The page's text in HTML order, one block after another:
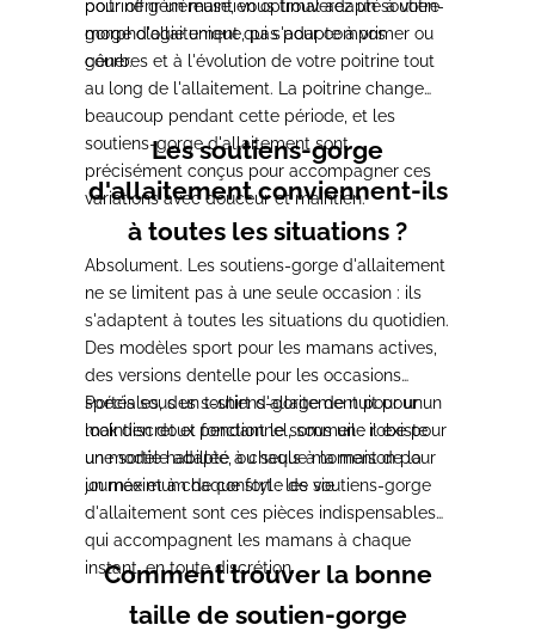
pour offrir un maintien optimal adapté à votre
morphologie unique, pas pour comprimer ou
gêner.
poitrine généreuse, vous trouverez un soutien-
gorge d'allaitement qui s'adapte à vos
courbes et à l'évolution de votre poitrine tout
au long de l'allaitement. La poitrine change
beaucoup pendant cette période, et les
soutiens-gorge d'allaitement sont
précisément conçus pour accompagner ces
variations avec douceur et maintien.
Les soutiens-gorge
d'allaitement conviennent-ils
à toutes les situations ?
Absolument. Les soutiens-gorge d'allaitement
ne se limitent pas à une seule occasion : ils
s'adaptent à toutes les situations du quotidien.
Des modèles sport pour les mamans actives,
des versions dentelle pour les occasions
spéciales, des soutiens-gorge de nuit pour un
maintien doux pendant le sommeil : il existe
un modèle adapté à chaque moment de la
journée et à chaque style de vie.
Portés sous un t-shirt d'allaitement pour un
look discret et fonctionnel, sous une robe pour
une sortie habillée, ou seuls à la maison pour
un maximum de confort : les soutiens-gorge
d'allaitement sont ces pièces indispensables
qui accompagnent les mamans à chaque
instant, en toute discrétion.
Comment trouver la bonne
taille de soutien-gorge